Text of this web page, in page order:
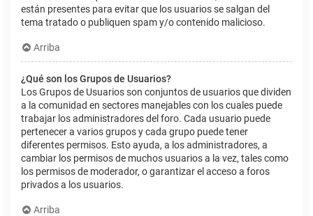
están presentes para evitar que los usuarios se salgan del
tema tratado o publiquen spam y/o contenido malicioso.
Arriba
¿Qué son los Grupos de Usuarios?
Los Grupos de Usuarios son conjuntos de usuarios que dividen
a la comunidad en sectores manejables con los cuales puede
trabajar los administradores del foro. Cada usuario puede
pertenecer a varios grupos y cada grupo puede tener
diferentes permisos. Esto ayuda, a los administradores, a
cambiar los permisos de muchos usuarios a la vez, tales como
los permisos de moderador, o garantizar el acceso a foros
privados a los usuarios.
Arriba